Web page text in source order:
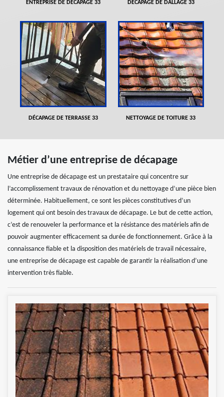
ENTREPRISE DE DÉCAPAGE 33 DÉCAPAGE DE DALLAGE 33
DÉCAPAGE DE TERRASSE 33 NETTOYAGE DE TOITURE 33
Métier d’une entreprise de décapage
Une entreprise de décapage est un prestataire qui concentre sur
l’accomplissement travaux de rénovation et du nettoyage d’une pièce bien
déterminée. Habituellement, ce sont les pièces constitutives d’un
logement qui ont besoin des travaux de décapage. Le but de cette action,
c’est de renouveler la performance et la résistance des matériels afin de
pouvoir augmenter efficacement sa durée de fonctionnement. Grâce à la
connaissance fiable et la disposition des matériels de travail nécessaire,
une entreprise de décapage est capable de garantir la réalisation d’une
intervention très fiable.